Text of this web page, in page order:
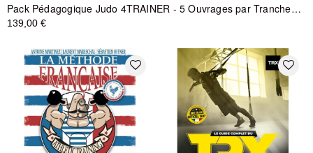
Pack Pédagogique Judo 4TRAINER - 5 Ouvrages par Tranches d'Âge
139,00 €
favorite_border favorite_border